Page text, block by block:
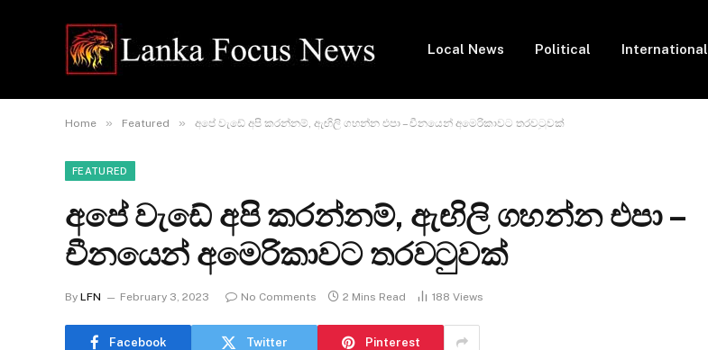
Local News Political International
Home » Featured » අපේ වැඩේ අපි කරන්නම්, ඇඟිලි ගහන්න එපා – චීනයෙන් අමෙරිකාවට තරවටුවක්
FEATURED
අපේ වැඩේ අපි කරන්නම්, ඇඟිලි ගහන්න එපා –
චීනයෙන් අමෙරිකාවට තරවටුවක්
By LFN February 3, 2023 No Comments 2 Mins Read 188 Views
Facebook Twitter Pinterest